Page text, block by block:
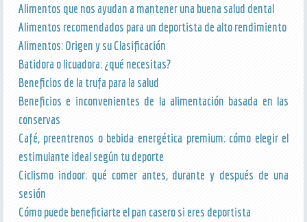
Alimentos que nos ayudan a mantener una buena salud dental
Alimentos recomendados para un deportista de alto rendimiento
Alimentos: Origen y su Clasificación
Batidora o licuadora: ¿qué necesitas?
Beneficios de la trufa para la salud
Beneficios e inconvenientes de la alimentación basada en las
conservas
Café, preentrenos o bebida energética premium: cómo elegir el
estimulante ideal según tu deporte
Ciclismo indoor: qué comer antes, durante y después de una
sesión
Cómo puede beneficiarte el pan casero si eres deportista